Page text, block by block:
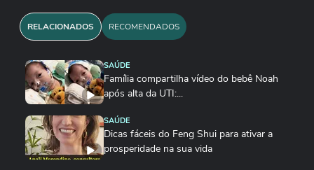
Regional São Paulo (SBD-RESP).
processo evolutivo. “Isso quer dizer que os fios
estão geneticamente programados para afinar e
cair. Pessoas que ainda têm uma quantidade
considerável de cabelo durante o transplante
capilar podem sofrer o afinamento desses fios, o
RELACIONADOS RECOMENDADOS
SAÚDE
Família compartilha vídeo do bebê Noah
após alta da UTI:...
SAÚDE
Dicas fáceis do Feng Shui para ativar a
prosperidade na sua vida